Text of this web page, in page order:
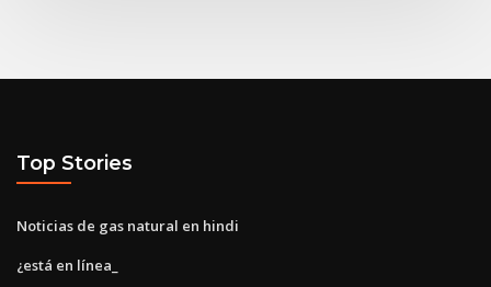
Top Stories
Noticias de gas natural en hindi
¿está en línea_